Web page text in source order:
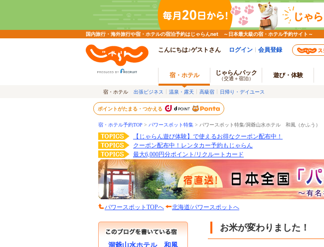
国内旅行・海外旅行や宿・ホテルの宿泊予約はじゃらんnet ～日本最大級の宿・ホテル予約サイト～
こんにちは♪ゲストさん ログイン 会員登録
宿・ホテル じゃらんパック
（交通＋宿泊） 遊び・体験
宿・ホテル 出張ビジネス 温泉・露天 高級宿 日帰り・デイユース
ポイントがたまる・つかえる
宿・ホテル予約TOP > パワースポット特集 > パワースポット特集/洞爺山水ホテル 和風（かふう）
【じゃらん遊び体験】で使えるお得なクーポン配布中！
クーポン配布中！レンタカー予約もじゃらん
最大6,000円分ポイント/リクルートカード
パワースポットTOPへ 北海道/パワースポットへ
洞爺山水ホテル 和風
お米が変わりました！